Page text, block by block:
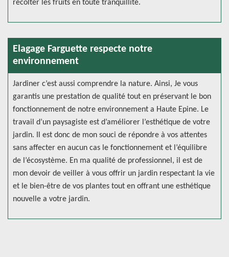
récolter les fruits en toute tranquillité.
Elagage Farguette respecte notre
environnement
Jardiner c’est aussi comprendre la nature. Ainsi, Je vous
garantis une prestation de qualité tout en préservant le bon
fonctionnement de notre environnement a Haute Epine. Le
travail d’un paysagiste est d’améliorer l’esthétique de votre
jardin. Il est donc de mon souci de répondre à vos attentes
sans affecter en aucun cas le fonctionnement et l’équilibre
de l’écosystème. En ma qualité de professionnel, il est de
mon devoir de veiller à vous offrir un jardin respectant la vie
et le bien-être de vos plantes tout en offrant une esthétique
nouvelle a votre jardin.